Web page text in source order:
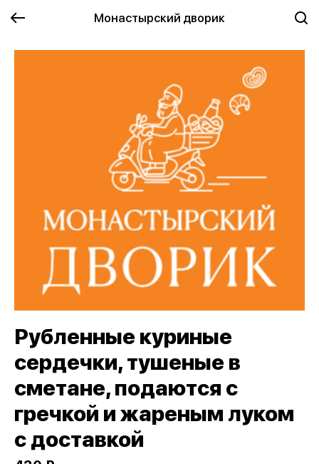
Монастырский дворик
Рубленные куриные
сердечки, тушеные в
сметане, подаются с
гречкой и жареным луком
с доставкой